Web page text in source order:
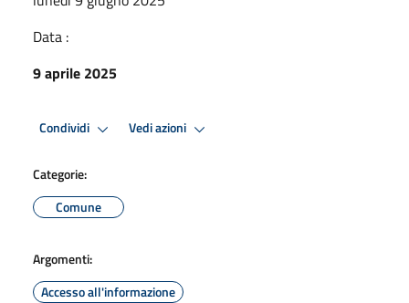
Data :
9 aprile 2025
Condividi Vedi azioni
Categorie:
Comune
Argomenti:
Accesso all'informazione